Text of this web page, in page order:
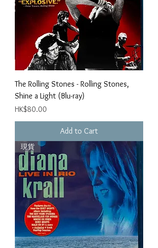
The Rolling Stones - Rolling Stones,
Shine a Light (Blu-ray)
Price
HK$80.00
Add to Cart
現貨